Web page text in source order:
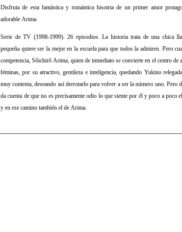
Disfruta de esta fantástica y romántica hisotria de un primer amor
adorable Arima.
Serie de TV (1998-1999). 26 episodios. La historia trata de una chica
pequeña quiere ser la mejor en la escuela para que todos la admiren. Pero
competencia, Sôichirô Arima, quien de inmediato se convierte en el centro de
féminas, por su atractivo, gentileza e inteligencia, quedando Yukino
muy contenta, deseando así derrotarlo para volver a ser la número uno. Pero
da cuenta de que no es precisamente odio lo que siente por él y poco a poco
y en ese camino también el de Arima.